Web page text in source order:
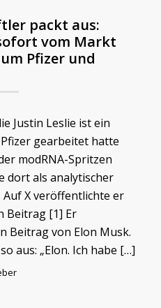
packt aus:
vom Markt
Pfizer und
Justin Leslie ist ein
gearbeitet hatte
modRNA-Spritzen
dort als analytischer
X veröffentlichte er
Beitrag [1] Er
Beitrag von Elon Musk.
aus: „Elon. Ich habe […]